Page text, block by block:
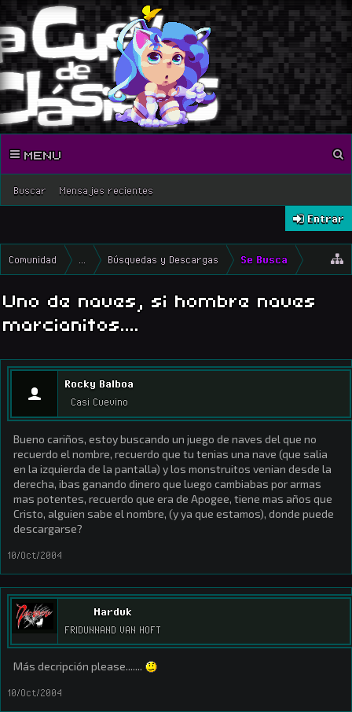
Buscar Mensajes recientes
MENU
Entrar
Comunidad Búsquedas y Descargas Se Busca
Uno de naves, si hombre naves
marcianitos....
Rocky Balboa
Casi Cuevino
Bueno cariños, estoy buscando un juego de naves del que no
recuerdo el nombre, recuerdo que tu tenias una nave (que salia
en la izquierda de la pantalla) y los monstruitos venian desde la
derecha, ibas ganando dinero que luego cambiabas por armas
mas potentes, recuerdo que era de Apogee, tiene mas años que
Cristo, alguien sabe el nombre, (y ya que estamos), donde puede
descargarse?
10/Oct/2004
Marduk
FRIDUNNAND VAN HOFT
Más decripción please.......
10/Oct/2004